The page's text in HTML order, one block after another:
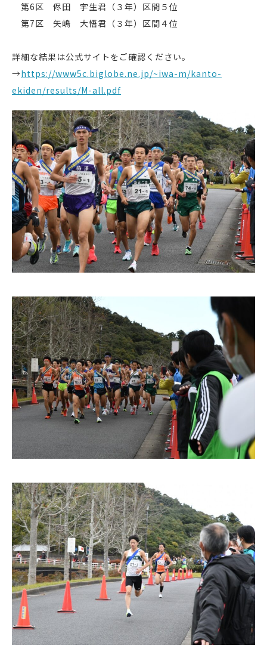
第6区 侭田 宇生君（３年）区間５位
第7区 矢嶋 大悟君（３年）区間４位
詳細な結果は公式サイトをご確認ください。
→https://www5c.biglobe.ne.jp/~iwa-m/kanto-
ekiden/results/M-all.pdf